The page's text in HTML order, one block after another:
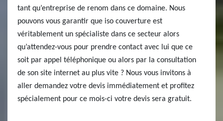
tant qu’entreprise de renom dans ce domaine. Nous
pouvons vous garantir que iso couverture est
véritablement un spécialiste dans ce secteur alors
qu’attendez-vous pour prendre contact avec lui que ce
soit par appel téléphonique ou alors par la consultation
de son site internet au plus vite ? Nous vous invitons à
aller demandez votre devis immédiatement et profitez
spécialement pour ce mois-ci votre devis sera gratuit.